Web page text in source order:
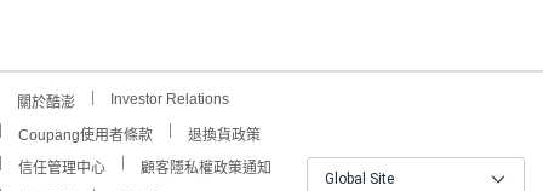
關於酷澎 Investor Relations
Coupang使用者條款
退換貨政策
信任管理中心
顧客隱私權政策通知
Global Site